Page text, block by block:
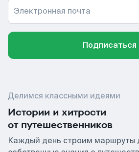
Электронная почта
Подписаться
Делимся классными идеями
Истории и хитрости
от путешественников
Каждый день строим маршруты